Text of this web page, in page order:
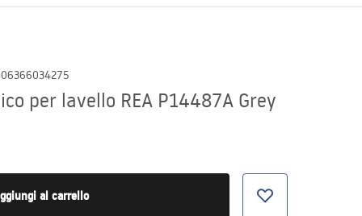
per lavello REA P14487A Grey
al carrello